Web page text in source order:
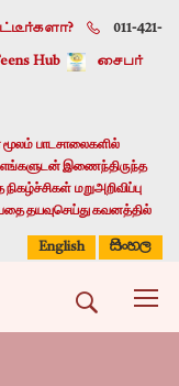
011-421-
Hub சைபர்
பாடசாலைகளில்
எங்களுடன் இணைந்திருந்த
மறுஅறிவிப்பு
தயவுசெய்து கவனத்தில்
English
සිංහල